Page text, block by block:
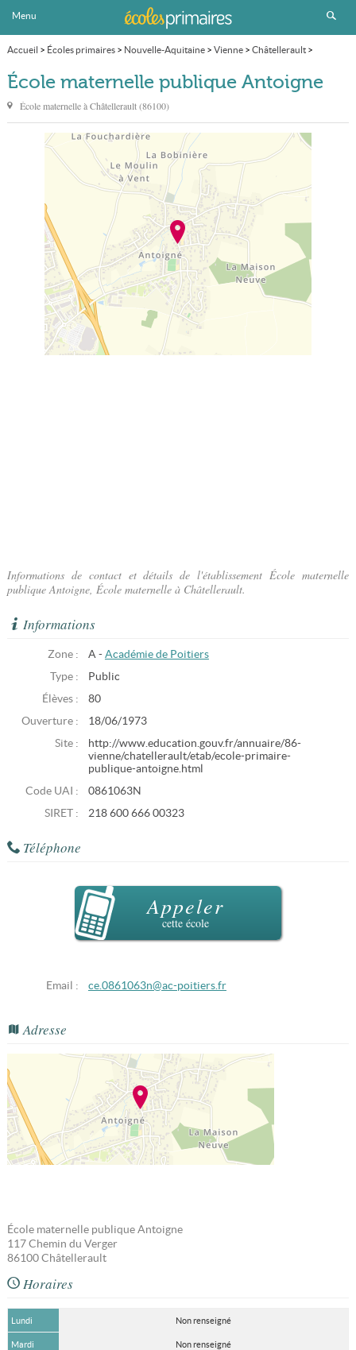
Menu
Accueil > Écoles primaires> Nouvelle-Aquitaine> Vienne> Châtellerault>
École maternelle publique Antoigne
École maternelle publique Antoigne
École maternelle àChâtellerault(86100)
Informations de contact et détails de l'établissement École maternelle
publique Antoigne, École maternelle à Châtellerault.
Informations
Zone : A - Académie de Poitiers
Type :
Public
Élèves :
80
Ouverture :
18/06/1973
Site :
http://www.education.gouv.fr/annuaire/86-
vienne/chatellerault/etab/ecole-primaire-
publique-antoigne.html
Code UAI :
0861063N
SIRET :
218 600 666 00323
Téléphone
Appeler
cette école
Email : ce.0861063n@ac-poitiers.fr
Adresse
École maternelle publique Antoigne
117 Chemin du Verger
86100 Châtellerault
Horaires
Lundi Non renseigné
Mardi Non renseigné